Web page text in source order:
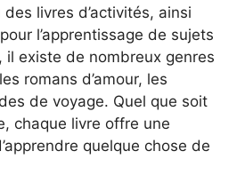
des livres d’activités, ainsi
l’apprentissage de sujets
il existe de nombreux genres
romans d’amour, les
de voyage. Quel que soit
chaque livre offre une
quelque chose de